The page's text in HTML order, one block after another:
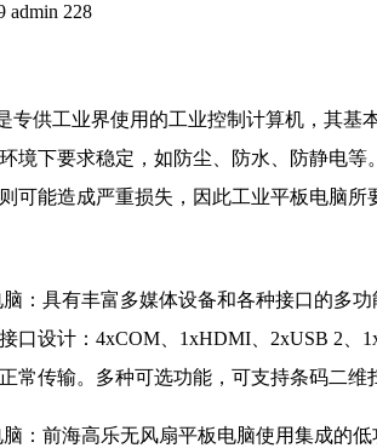
admin 228
专供工业界使用的工业控制计算机，其基
境下要求稳定，如防尘、防水、防静电
可能造成严重损失，因此工业平板电脑所
：具有丰富多媒体设备和各种接口的多
口设计：4xCOM、1xHDMI、2xUSB 2
常传输。多种可选功能，可支持条码二维
：前海高乐无风扇平板电脑使用集成的